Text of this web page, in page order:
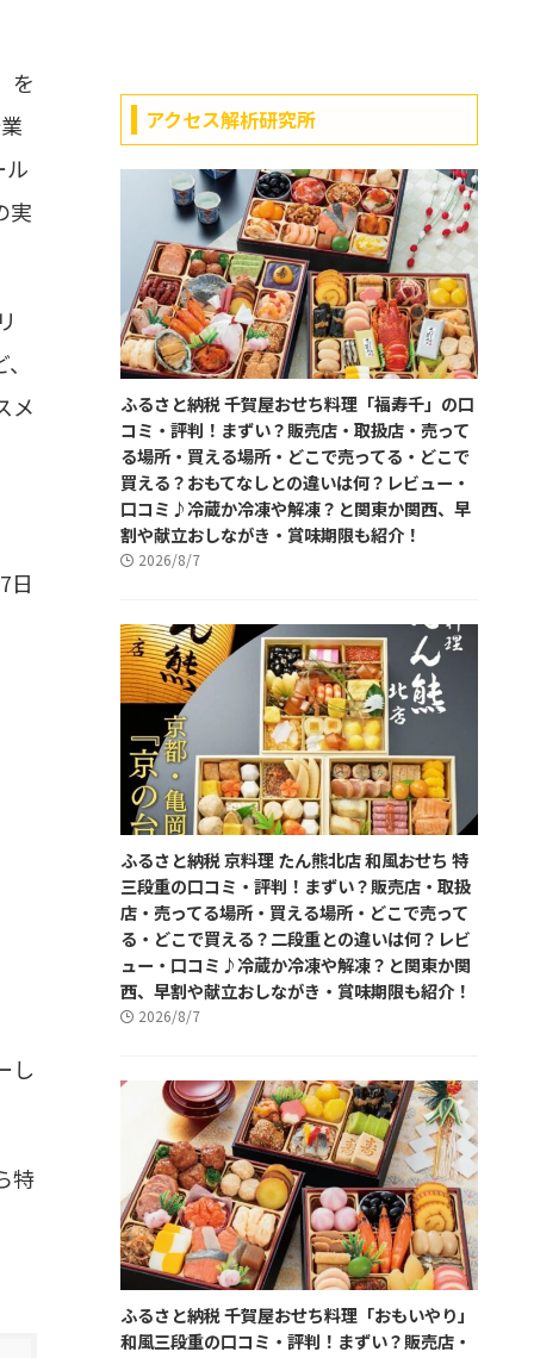
を
ル
実
メ
日
し
特
アクセス解析研究所
ふるさと納税 千賀屋おせち料理「福寿千」の口
コミ・評判！まずい？販売店・取扱店・売って
る場所・買える場所・どこで売ってる・どこで
買える？おもてなしとの違いは何？レビュー・
口コミ♪冷蔵か冷凍や解凍？と関東か関西、早
割や献立おしながき・賞味期限も紹介！
2026/8/7
ふるさと納税 京料理 たん熊北店 和風おせち 特
三段重の口コミ・評判！まずい？販売店・取扱
店・売ってる場所・買える場所・どこで売って
る・どこで買える？二段重との違いは何？レビ
ュー・口コミ♪冷蔵か冷凍や解凍？と関東か関
西、早割や献立おしながき・賞味期限も紹介！
2026/8/7
ふるさと納税 千賀屋おせち料理「おもいやり」
和風三段重の口コミ・評判！まずい？販売店・